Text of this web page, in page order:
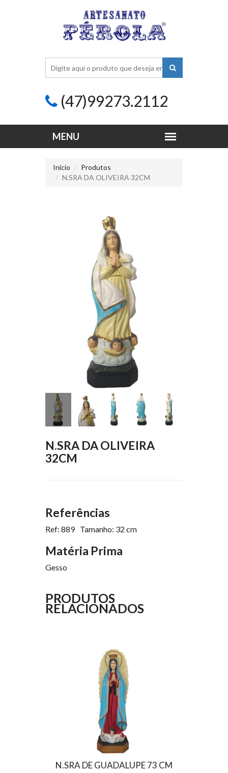
(47)99273.2112
Inicio
Produtos
N.SRA DA OLIVEIRA 32CM
N.SRA DA OLIVEIRA
32CM
Referências
Ref: 889 Tamanho: 32 cm
Matéria Prima
Gesso
PRODUTOS
RELACIONADOS
N.SRA DE GUADALUPE 73 CM